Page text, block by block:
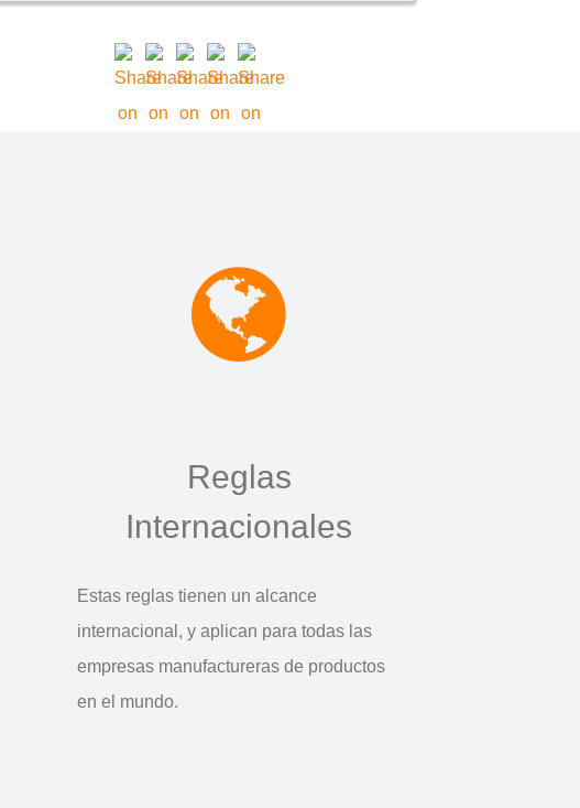
Reglas
Internacionales
Estas reglas tienen un alcance
internacional, y aplican para todas las
empresas manufactureras de productos
en el mundo.